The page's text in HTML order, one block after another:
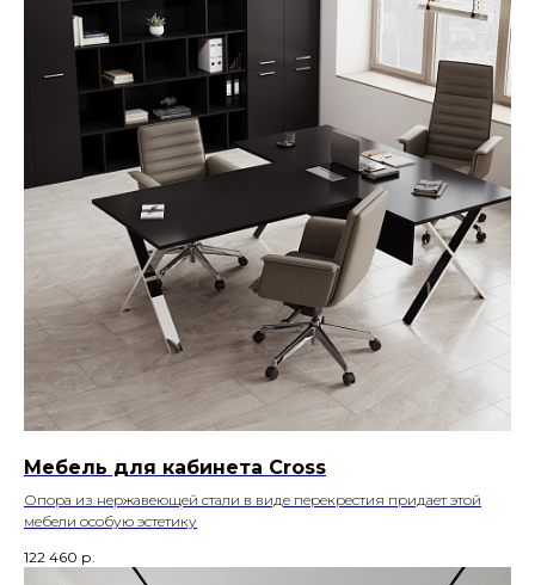
Мебель для кабинета Cross
Опора из нержавеющей стали в виде перекрестия придает этой
мебели особую эстетику
122 460 р.